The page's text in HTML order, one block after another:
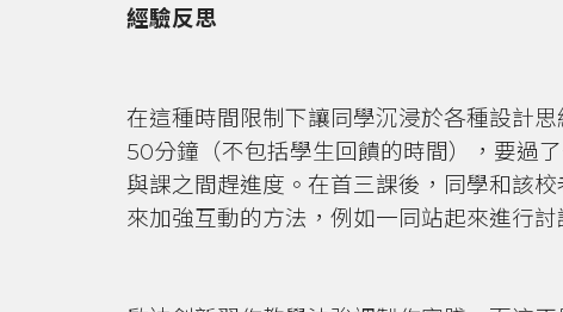
經驗反思
在這種時間限制下讓同學沉浸於各種設計
50分鐘（不包括學生回饋的時間），要過
與課之間趕進度。在首三課後，同學和該
來加強互動的方法，例如一同站起來進行